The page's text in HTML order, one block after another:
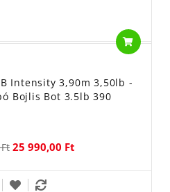
Intensity 3,90m 3,50lb -
Bojlis Bot 3.5lb 390
25 990,00 Ft